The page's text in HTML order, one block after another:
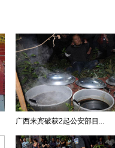
广西来宾破获2起公安部目...